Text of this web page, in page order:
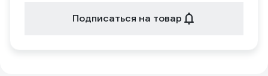
Подписаться на товар